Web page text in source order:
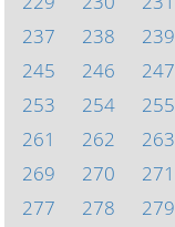
237
238 239
245
246 247
253
254 255
261
262 263
269
270 271
277
278 279